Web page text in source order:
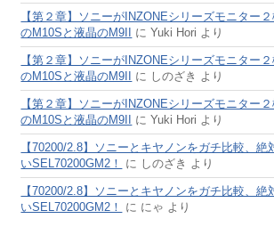
【第２章】ソニーがINZONEシリーズモニター
のM10Sと液晶のM9II
にYuki Hori より
【第２章】ソニーがINZONEシリーズモニター
のM10Sと液晶のM9II
に しのざき より
【第２章】ソニーがINZONEシリーズモニター
のM10Sと液晶のM9II
にYuki Hori より
【70200/2.8】ソニーとキヤノンをガチ比較、
いSEL70200GM2！
に しのざき より
【70200/2.8】ソニーとキヤノンをガチ比較、
いSEL70200GM2！
に にゃ より